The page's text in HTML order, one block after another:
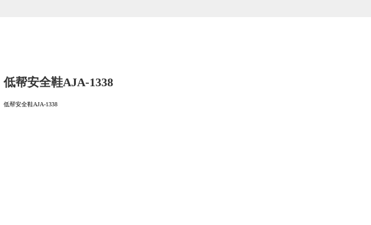
低帮安全鞋AJA-1338
低帮安全鞋AJA-1338